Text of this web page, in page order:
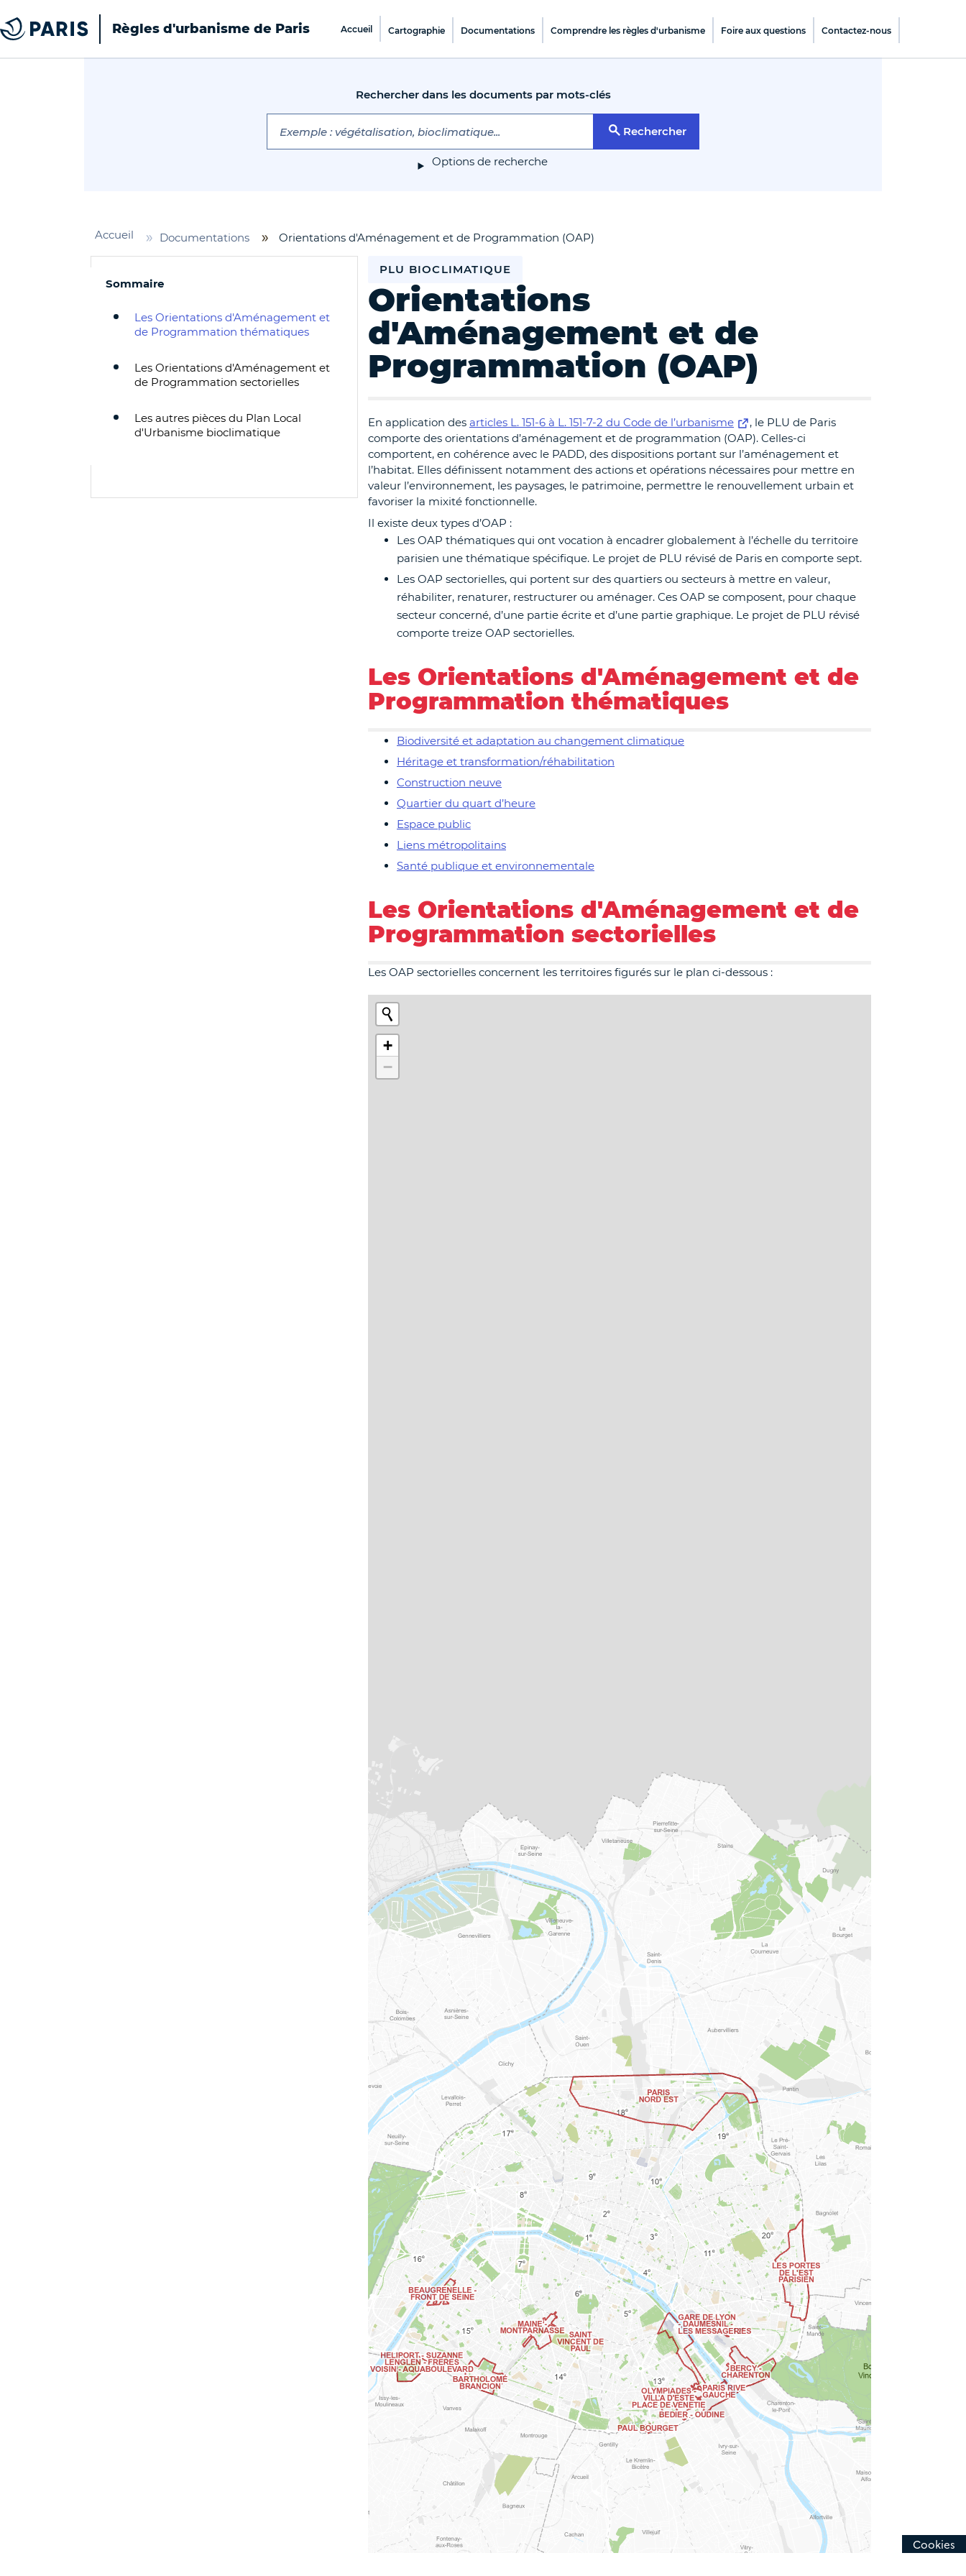
Cookies management panel
Top of the page
Règles d'urbanisme de Paris Accueil Cartographie Documentations Comprendre les règles d'urbanisme Foire aux questions Contactez-nous
Rechercher dans les documents par mots-clés
Rechercher
Options de recherche
Accueil Documentations Orientations d'Aménagement et de Programmation (OAP)
Sommaire
Les Orientations d'Aménagement et
de Programmation thématiques
Les Orientations d'Aménagement et
de Programmation sectorielles
Les autres pièces du Plan Local
d'Urbanisme bioclimatique
Orientations
d'Aménagement et de
Programmation (OAP)
PLU BIOCLIMATIQUE
En application des articles L. 151-6 à L. 151-7-2 du Code de l’urbanisme
, le PLU de Paris
comporte des orientations d’aménagement et de programmation (OAP). Celles-ci
comportent, en cohérence avec le PADD, des dispositions portant sur l’aménagement et
l’habitat. Elles définissent notamment des actions et opérations nécessaires pour mettre en
valeur l’environnement, les paysages, le patrimoine, permettre le renouvellement urbain et
favoriser la mixité fonctionnelle.
Il existe deux types d’OAP :
Les OAP thématiques qui ont vocation à encadrer globalement à l’échelle du territoire
parisien une thématique spécifique. Le projet de PLU révisé de Paris en comporte sept.
Les OAP sectorielles, qui portent sur des quartiers ou secteurs à mettre en valeur,
réhabiliter, renaturer, restructurer ou aménager. Ces OAP se composent, pour chaque
secteur concerné, d’une partie écrite et d’une partie graphique. Le projet de PLU révisé
comporte treize OAP sectorielles.
Les Orientations d'Aménagement et de
Programmation thématiques
Biodiversité et adaptation au changement climatique
Héritage et transformation/réhabilitation
Construction neuve
Quartier du quart d’heure
Espace public
Liens métropolitains
Santé publique et environnementale
Les Orientations d'Aménagement et de
Programmation sectorielles
Les OAP sectorielles concernent les territoires figurés sur le plan ci-dessous :
+
−